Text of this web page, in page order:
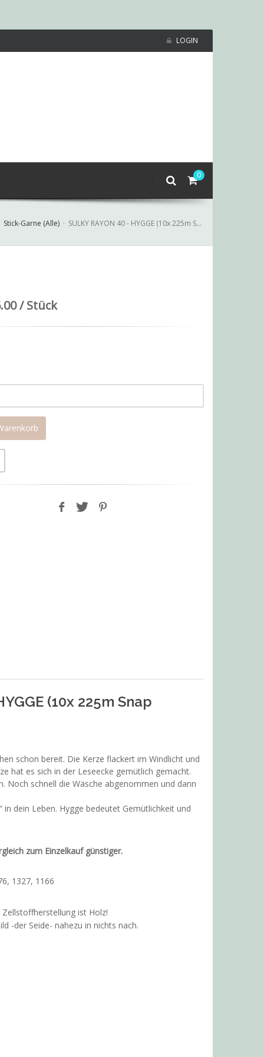
LOGIN
0
Stick-Garne (Alle) SULKY RAYON 40 - HYGGE (10x 225m Snap Spulen)
/ Stück
(10x 225m Snap
schon bereit. Die Kerze flackert im Windlicht und
hat es sich in der Leseecke gemütlich gemacht.
Noch schnell die Wäsche abgenommen und dann
dein Leben. Hygge bedeutet Gemütlichkeit und
zum Einzelkauf günstiger.
1327, 1166
ist Holz!
-der Seide- nahezu in nichts nach.